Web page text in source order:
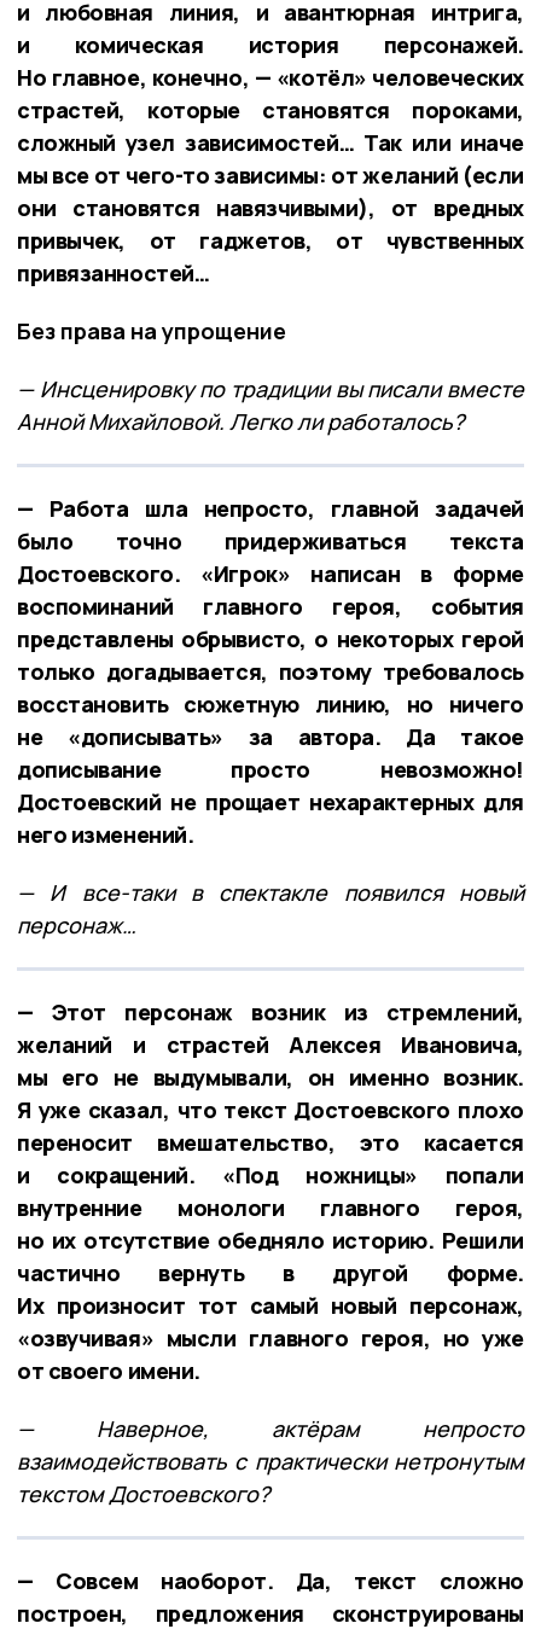
и любовная линия, и авантюрная интрига,
и комическая история персонажей.
Но главное, конечно, — «котёл» человеческих
страстей, которые становятся пороками,
сложный узел зависимостей… Так или иначе
мы все от чего-то зависимы: от желаний (если
они становятся навязчивыми), от вредных
привычек, от гаджетов, от чувственных
привязанностей…
Без права на упрощение
— Инсценировку по традиции вы писали вместе
Анной Михайловой. Легко ли работалось?
— Работа шла непросто, главной задачей
было точно придерживаться текста
Достоевского. «Игрок» написан в форме
воспоминаний главного героя, события
представлены обрывисто, о некоторых герой
только догадывается, поэтому требовалось
восстановить сюжетную линию, но ничего
не «дописывать» за автора. Да такое
дописывание просто невозможно!
Достоевский не прощает нехарактерных для
него изменений.
— И все-таки в спектакле появился новый
персонаж…
— Этот персонаж возник из стремлений,
желаний и страстей Алексея Ивановича,
мы его не выдумывали, он именно возник.
Я уже сказал, что текст Достоевского плохо
переносит вмешательство, это касается
и сокращений. «Под ножницы» попали
внутренние монологи главного героя,
но их отсутствие обедняло историю. Решили
частично вернуть в другой форме.
Их произносит тот самый новый персонаж,
«озвучивая» мысли главного героя, но уже
от своего имени.
— Наверное, актёрам непросто
взаимодействовать с практически нетронутым
текстом Достоевского?
— Совсем наоборот. Да, текст сложно
построен, предложения сконструированы